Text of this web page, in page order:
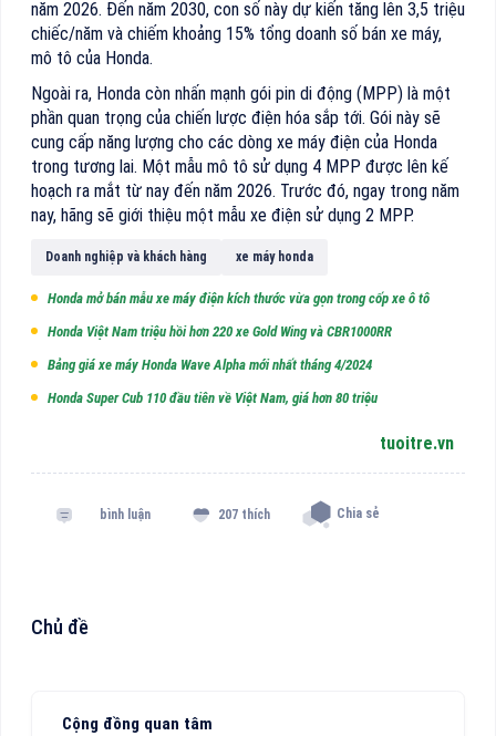
năm 2026. Đến năm 2030, con số này dự kiến tăng lên 3,5 triệu
chiếc/năm và chiếm khoảng 15% tổng doanh số bán xe máy,
mô tô của Honda.
Ngoài ra, Honda còn nhấn mạnh gói pin di động (MPP) là một
phần quan trọng của chiến lược điện hóa sắp tới. Gói này sẽ
cung cấp năng lượng cho các dòng xe máy điện của Honda
trong tương lai. Một mẫu mô tô sử dụng 4 MPP được lên kế
hoạch ra mắt từ nay đến năm 2026. Trước đó, ngay trong năm
nay, hãng sẽ giới thiệu một mẫu xe điện sử dụng 2 MPP.
Doanh nghiệp và khách hàng xe máy honda
Honda mở bán mẫu xe máy điện kích thước vừa gọn trong cốp xe ô tô
Honda Việt Nam triệu hồi hơn 220 xe Gold Wing và CBR1000RR
Bảng giá xe máy Honda Wave Alpha mới nhất tháng 4/2024
Honda Super Cub 110 đầu tiên về Việt Nam, giá hơn 80 triệu
tuoitre.vn
bình luận 207 thích Chia sẻ
Chủ đề
Cộng đồng quan tâm